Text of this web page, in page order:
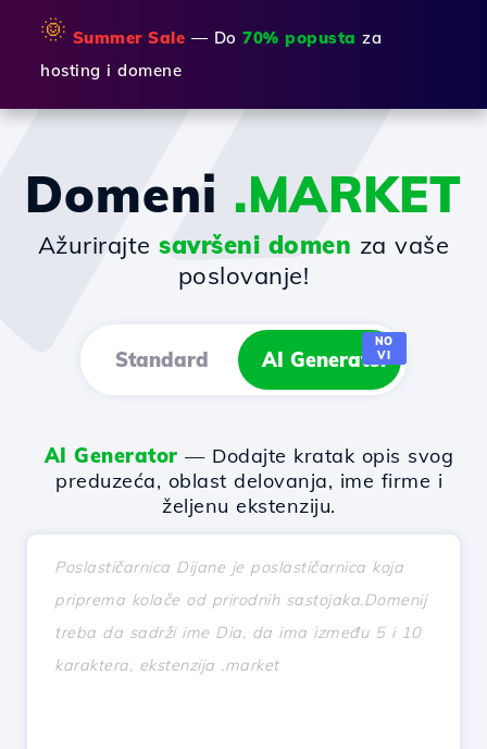
🌞 Summer Sale — Do 70% popusta za
hosting i domene
Domeni .MARKET
Ažurirajtesavršeni domen za vaše
poslovanje!
Standard AI Generator
NO
VI
AI Generator — Dodajte kratak opis svog
preduzeća, oblast delovanja, ime firme i
željenu ekstenziju.